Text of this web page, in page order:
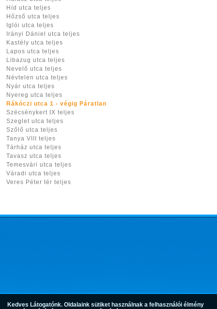
Híd utca teljes
Hőzső utca teljes
Iglói utca teljes
Irányi Dániel utca teljes
Kastély utca teljes
Lapos utca teljes
Libazug utca teljes
Nevelő utca teljes
Névtelen utca teljes
Nyár utca teljes
Nyereg utca teljes
Rákóczi utca 1 - végig Páratlan
Szécsénykert IX teljes
Szeglet utca teljes
Szőlő utca teljes
Tanya VIII teljes
Tárház utca teljes
Tavasz utca teljes
Temesvári utca teljes
Váradi utca teljes
Veres Péter tér teljes
Kedves Látogatónk. Oldalaink sütiket használnak a felhasználói élmény